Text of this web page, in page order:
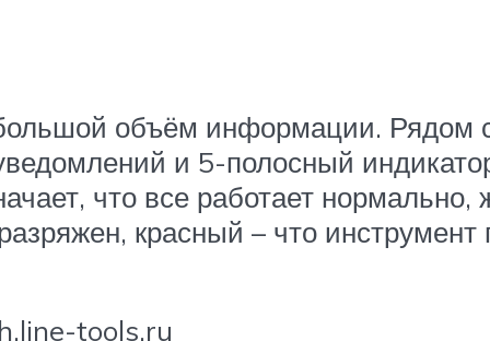
объём информации. Рядом
и 5-полосный
что все работает
красный – что инструмент
tools.ru